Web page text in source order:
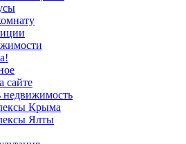
сайте
недвижимость
Крыма
Ялты